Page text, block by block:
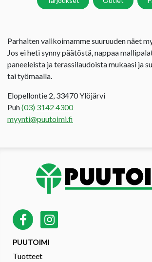
Parhaiten valikoimamme suuruuden näet
Jos ei heti synny päätöstä, nappaa
paneeleista ja terassilaudoista mukaasi ja
tai työmaalla.
Elopellontie 2, 33470 Ylöjärvi
Puh(03) 3142 4300
myynti@puutoimi.fi
PUUTOIMI
Tuotteet